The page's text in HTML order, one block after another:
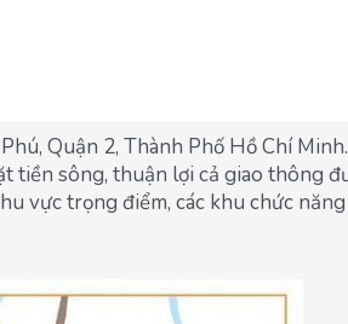
Quận 2, Thành Phố Hồ Chí
tiền sông, thuận lợi cả giao thông
vực trọng điểm, các khu chức